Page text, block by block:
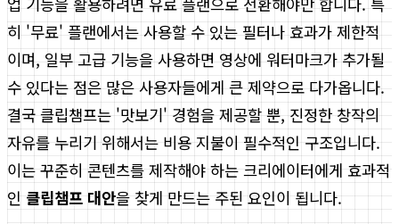
히 '무료' 플랜에서는 사용할 수 있는 필터나 효과가 제한적
이며, 일부 고급 기능을 사용하면 영상에 워터마크가 추가될
수 있다는 점은 많은 사용자들에게 큰 제약으로 다가옵니다.
결국 클립챔프는 '맛보기' 경험을 제공할 뿐, 진정한 창작의
자유를 누리기 위해서는 비용 지불이 필수적인 구조입니다.
이는 꾸준히 콘텐츠를 제작해야 하는 크리에이터에게 효과적
인 클립챔프 대안을 찾게 만드는 주된 요인이 됩니다.